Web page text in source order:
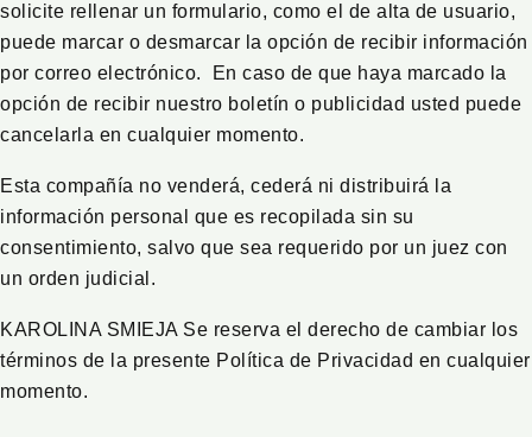
solicite rellenar un formulario, como el de alta de usuario,
puede marcar o desmarcar la opción de recibir información
por correo electrónico. En caso de que haya marcado la
opción de recibir nuestro boletín o publicidad usted puede
cancelarla en cualquier momento.
Esta compañía no venderá, cederá ni distribuirá la
información personal que es recopilada sin su
consentimiento, salvo que sea requerido por un juez con
un orden judicial.
KAROLINA SMIEJA Se reserva el derecho de cambiar los
términos de la presente Política de Privacidad en cualquier
momento.